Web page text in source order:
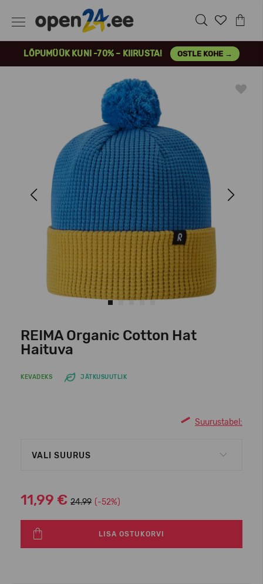
LÕPUMÜÜK KUNI -70% – KIIRUSTA! OSTLE KOHE →
Previous Next
REIMA Organic Cotton Hat
Haituva
KEVADEKS JÄTKUSUUTLIK
Suurustabel:
VALI SUURUS
11,99 € 24.99 (-52%)
LISA OSTUKORVI